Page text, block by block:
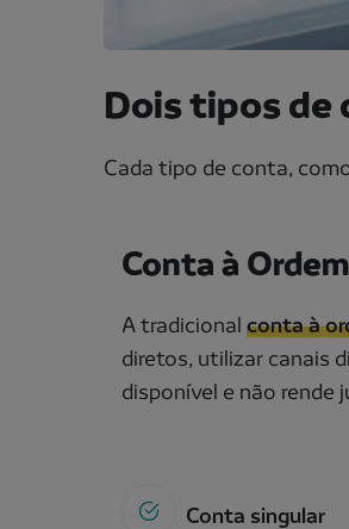
Dois tipos de
Cada tipo de conta,
Conta à Ordem
A tradicional conta à
diretos, utilizar canais
disponível e não rende
Conta singular